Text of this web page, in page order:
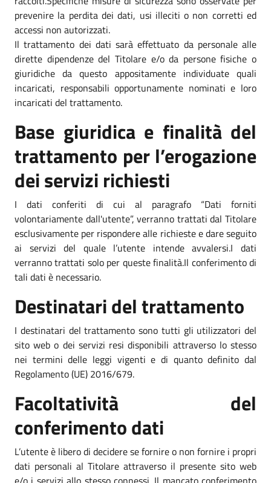
prevenire la perdita dei dati, usi illeciti o non corretti ed
accessi non autorizzati.
Il trattamento dei dati sarà effettuato da personale alle
dirette dipendenze del Titolare e/o da persone fisiche o
giuridiche da questo appositamente individuate quali
incaricati, responsabili opportunamente nominati e loro
incaricati del trattamento.
Base giuridica e finalità del
trattamento per l’erogazione
dei servizi richiesti
I dati conferiti di cui al paragrafo “Dati forniti
volontariamente dall'utente”, verranno trattati dal Titolare
esclusivamente per rispondere alle richieste e dare seguito
ai servizi del quale l’utente intende avvalersi.I dati
verranno trattati solo per queste finalità.Il conferimento di
tali dati è necessario.
Destinatari del trattamento
I destinatari del trattamento sono tutti gli utilizzatori del
sito web o dei servizi resi disponibili attraverso lo stesso
nei termini delle leggi vigenti e di quanto definito dal
Regolamento (UE) 2016/679.
Facoltatività del
conferimento dati
L’utente è libero di decidere se fornire o non fornire i propri
dati personali al Titolare attraverso il presente sito web